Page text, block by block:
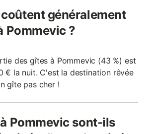
généralement
Pommevic ?
des gîtes à Pommevic (43 %) est
€ la nuit. C'est la destination rêvée
gîte pas cher !
Pommevic sont-ils